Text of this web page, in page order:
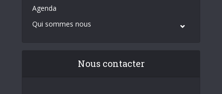
Agenda
Qui sommes nous
Nous contacter